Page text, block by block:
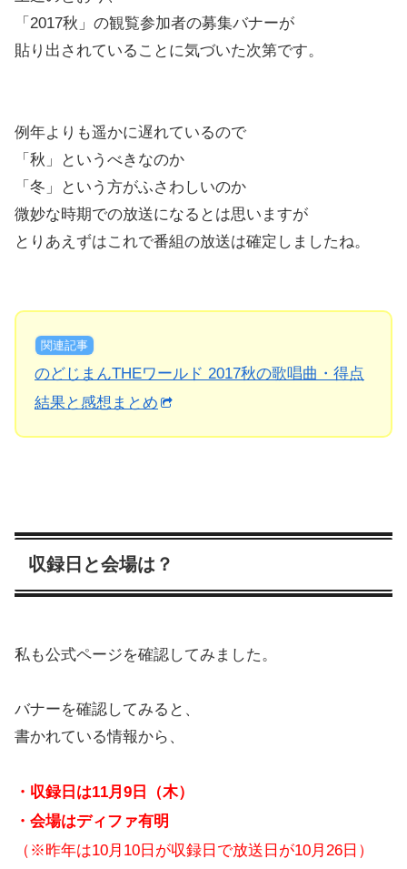
「2017秋」の観覧参加者の募集バナーが
貼り出されていることに気づいた次第です。
例年よりも遥かに遅れているので
「秋」というべきなのか
「冬」という方がふさわしいのか
微妙な時期での放送になるとは思いますが
とりあえずはこれで番組の放送は確定しましたね。
関連記事
のどじまんTHEワールド 2017秋の歌唱曲・得点
結果と感想まとめ
収録日と会場は？
私も公式ページを確認してみました。
バナーを確認してみると、
書かれている情報から、
・収録日は11月9日（木）
・会場はディファ有明
（※昨年は10月10日が収録日で放送日が10月26日）